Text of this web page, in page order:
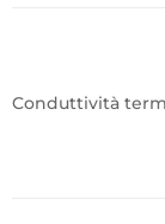
Conduttività